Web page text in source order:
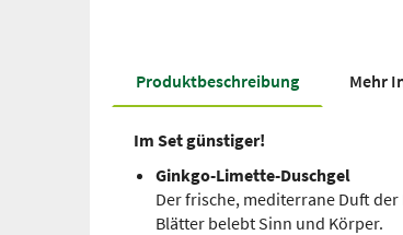
Produkt­beschreibung Mehr
Im Set günstiger!
Ginkgo-Limette-Duschgel
Der frische, mediterrane Duft
Blätter belebt Sinn und Körper.